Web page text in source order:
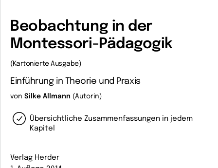
Beobachtung in der
Montessori-Pädagogik
(Kartonierte Ausgabe)
Einführung in Theorie und Praxis
von Silke Allmann (Autorin)
Übersichtliche Zusammenfassungen in jedem
Kapitel
Verlag Herder